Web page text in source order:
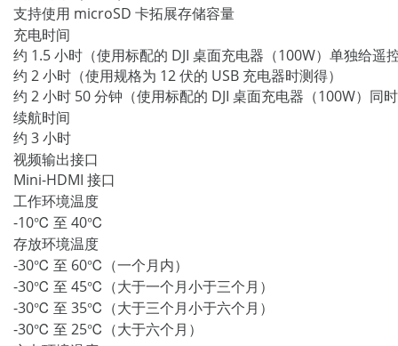
支持使用 microSD 卡拓展存储容量
充电时间
约 1.5 小时（使用标配的 DJI 桌面充电器（100W）单独给
约 2 小时（使用规格为 12 伏的 USB 充电器时测得）
约 2 小时 50 分钟（使用标配的 DJI 桌面充电器（100W）同
续航时间
约 3 小时
视频输出接口
Mini-HDMI 接口
工作环境温度
-10℃ 至 40℃
存放环境温度
-30℃ 至 60℃（一个月内）
-30℃ 至 45℃（大于一个月小于三个月）
-30℃ 至 35℃（大于三个月小于六个月）
-30℃ 至 25℃（大于六个月）